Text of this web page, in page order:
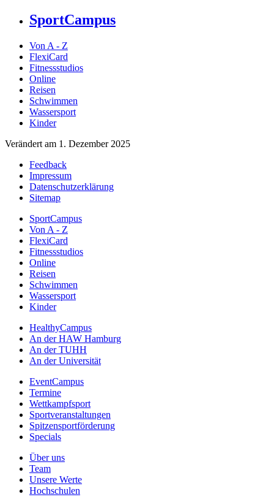
SportCampus
Von A - Z
FlexiCard
Fitnessstudios
Online
Reisen
Schwimmen
Wassersport
Kinder
Verändert am 1. Dezember 2025
Feedback
Impressum
Datenschutzerklärung
Sitemap
SportCampus
Von A - Z
FlexiCard
Fitnessstudios
Online
Reisen
Schwimmen
Wassersport
Kinder
HealthyCampus
An der HAW Hamburg
An der TUHH
An der Universität
EventCampus
Termine
Wettkampfsport
Sportveranstaltungen
Spitzensportförderung
Specials
Über uns
Team
Unsere Werte
Hochschulen